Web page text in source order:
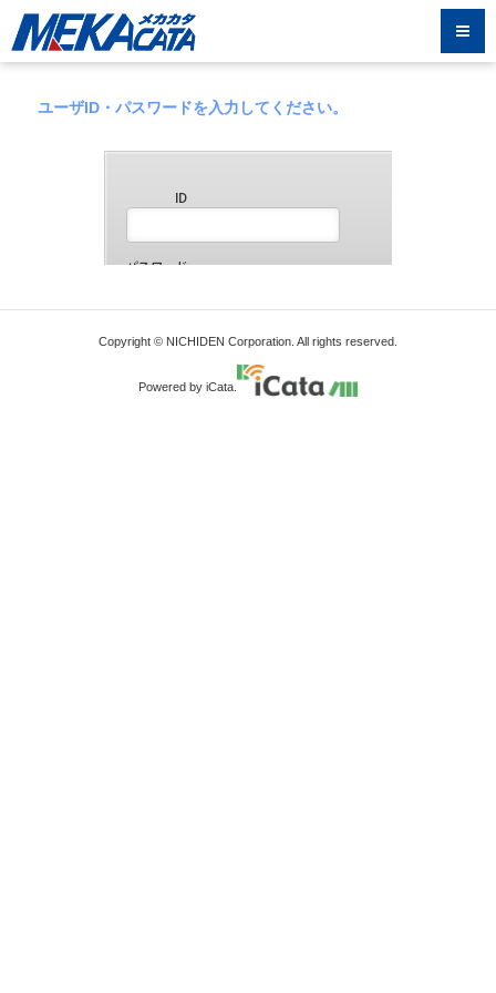
ユーザID・パスワードを入力してください。
Copyright © NICHIDEN Corporation. All rights reserved.
Powered by iCata.